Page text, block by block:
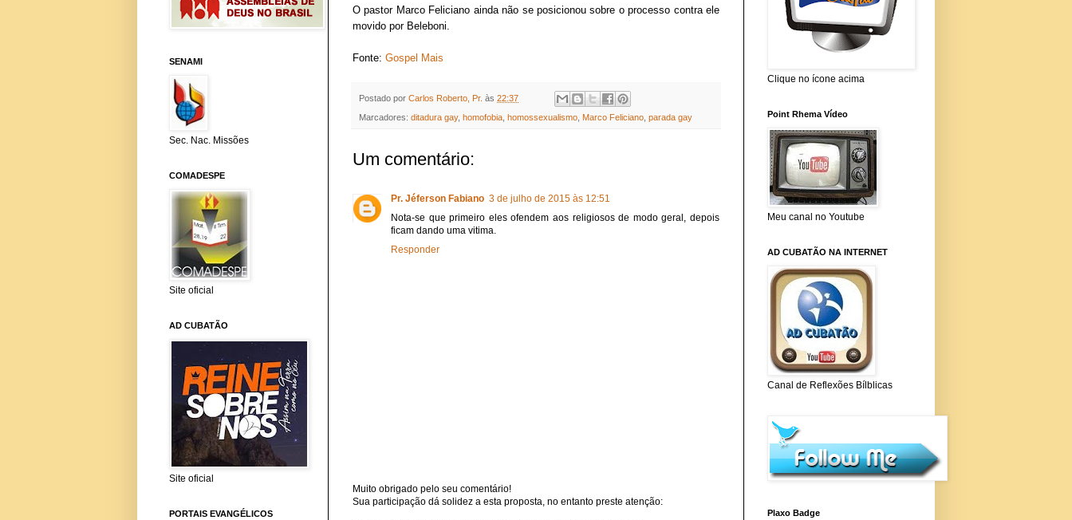
O pastor Marco Feliciano ainda não se posicionou sobre o processo contra ele
movido por Beleboni.
Fonte: Gospel Mais
Postado por Carlos Roberto, Pr. às 22:37
Marcadores: ditadura gay, homofobia homossexualismo Marco Feliciano parada gay
Um comentário:
Pr. Jéferson Fabiano 3 de julho de 2015 às 12:51
Nota-se que primeiro eles ofendem aos religiosos de modo geral, depois
ficam dando uma vitima.
Responder
Muito obrigado pelo seu comentário!
Sua participação dá solidez a esta proposta, no entanto preste atenção:
SENAMI
Sec. Nac. Missões
COMADESPE
Site oficial
AD CUBATÃO
Site oficial
PORTAIS EVANGÉLICOS
Clique no ícone acima
Point Rhema Vídeo
Meu canal no Youtube
AD CUBATÃO NA INTERNET
Canal de Reflexões Bílblicas
Plaxo Badge